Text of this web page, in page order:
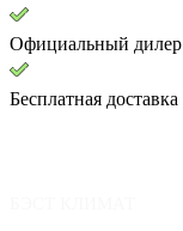
Официальный дилер
Бесплатная доставка